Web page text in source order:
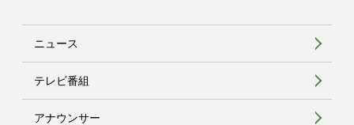
ニュース
テレビ番組
アナウンサー